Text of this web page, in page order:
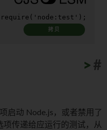
require ( 'node:test' );
拷贝
#
>
>
>
>
>
>
>
>
>
>
启动 Node.js，或者禁用了
项传递给应运行的测试，从